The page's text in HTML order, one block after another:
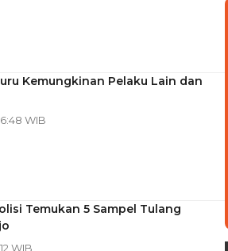
Kemungkinan Pelaku Lain dan
WIB
Temukan 5 Sampel Tulang
WIB